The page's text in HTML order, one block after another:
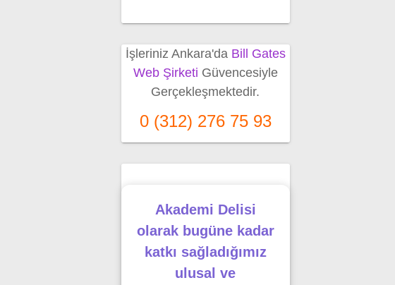
İşleriniz Ankara'da Bill Gates
Web Şirketi Güvencesiyle
Gerçekleşmektedir.
0 (312) 276 75 93
Akademi Delisi
olarak bugüne kadar
katkı sağladığımız
ulusal ve